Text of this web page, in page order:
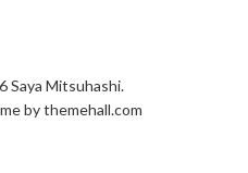
Saya Mitsuhashi.
by themehall.com